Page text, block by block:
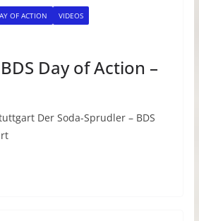
OF ACTION VIDEOS
Day of Action –
Der Soda-Sprudler – BDS